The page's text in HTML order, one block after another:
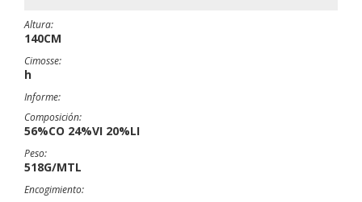
Altura:
140CM
Cimosse:
h
Informe:
Composición:
56%CO 24%VI 20%LI
Peso:
518G/MTL
Encogimiento: